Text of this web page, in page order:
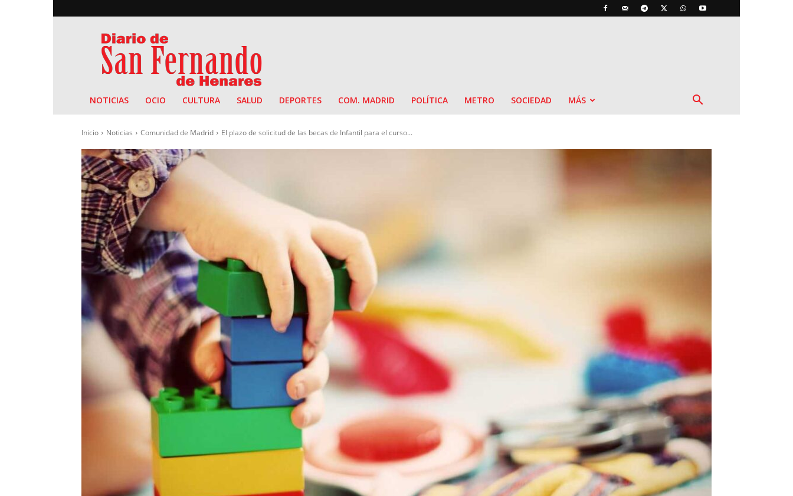
Diario
de
San
NOTICIAS OCIO CULTURA SALUD DEPORTES COM. MADRID POLÍTICA METRO SOCIEDAD MÁS
Inicio Noticias Comunidad de Madrid El plazo de solicitud de las becas de Infantil para el curso...